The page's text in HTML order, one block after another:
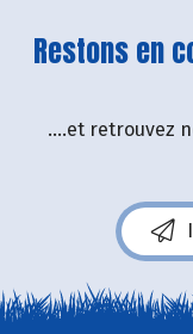
Restons en
....et retrouvez